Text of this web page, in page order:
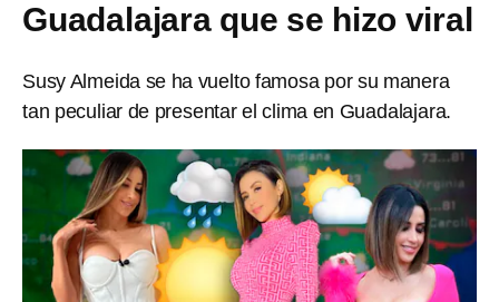
Guadalajara que se hizo viral
Susy Almeida se ha vuelto famosa por su manera
tan peculiar de presentar el clima en Guadalajara.